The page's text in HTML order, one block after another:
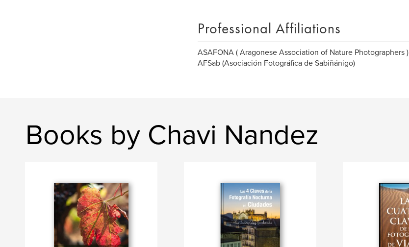
Professional Affiliations
ASAFONA ( Aragonese Association of Nature Photographers )
AFSab (Asociación Fotográfica de Sabiñánigo)
Books by Chavi Nandez